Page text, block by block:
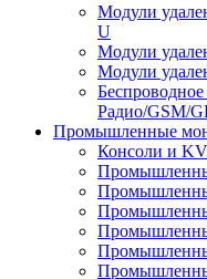
Модули
U
Модули
Модули
Радио/GSM/
Промышленные
Консоли и